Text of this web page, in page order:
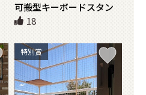
可搬型キーボードスタン
ド 18
特別賞